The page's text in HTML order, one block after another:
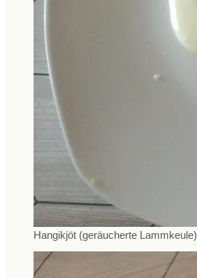
Hangikjöt (geräucherte Lammkeule)